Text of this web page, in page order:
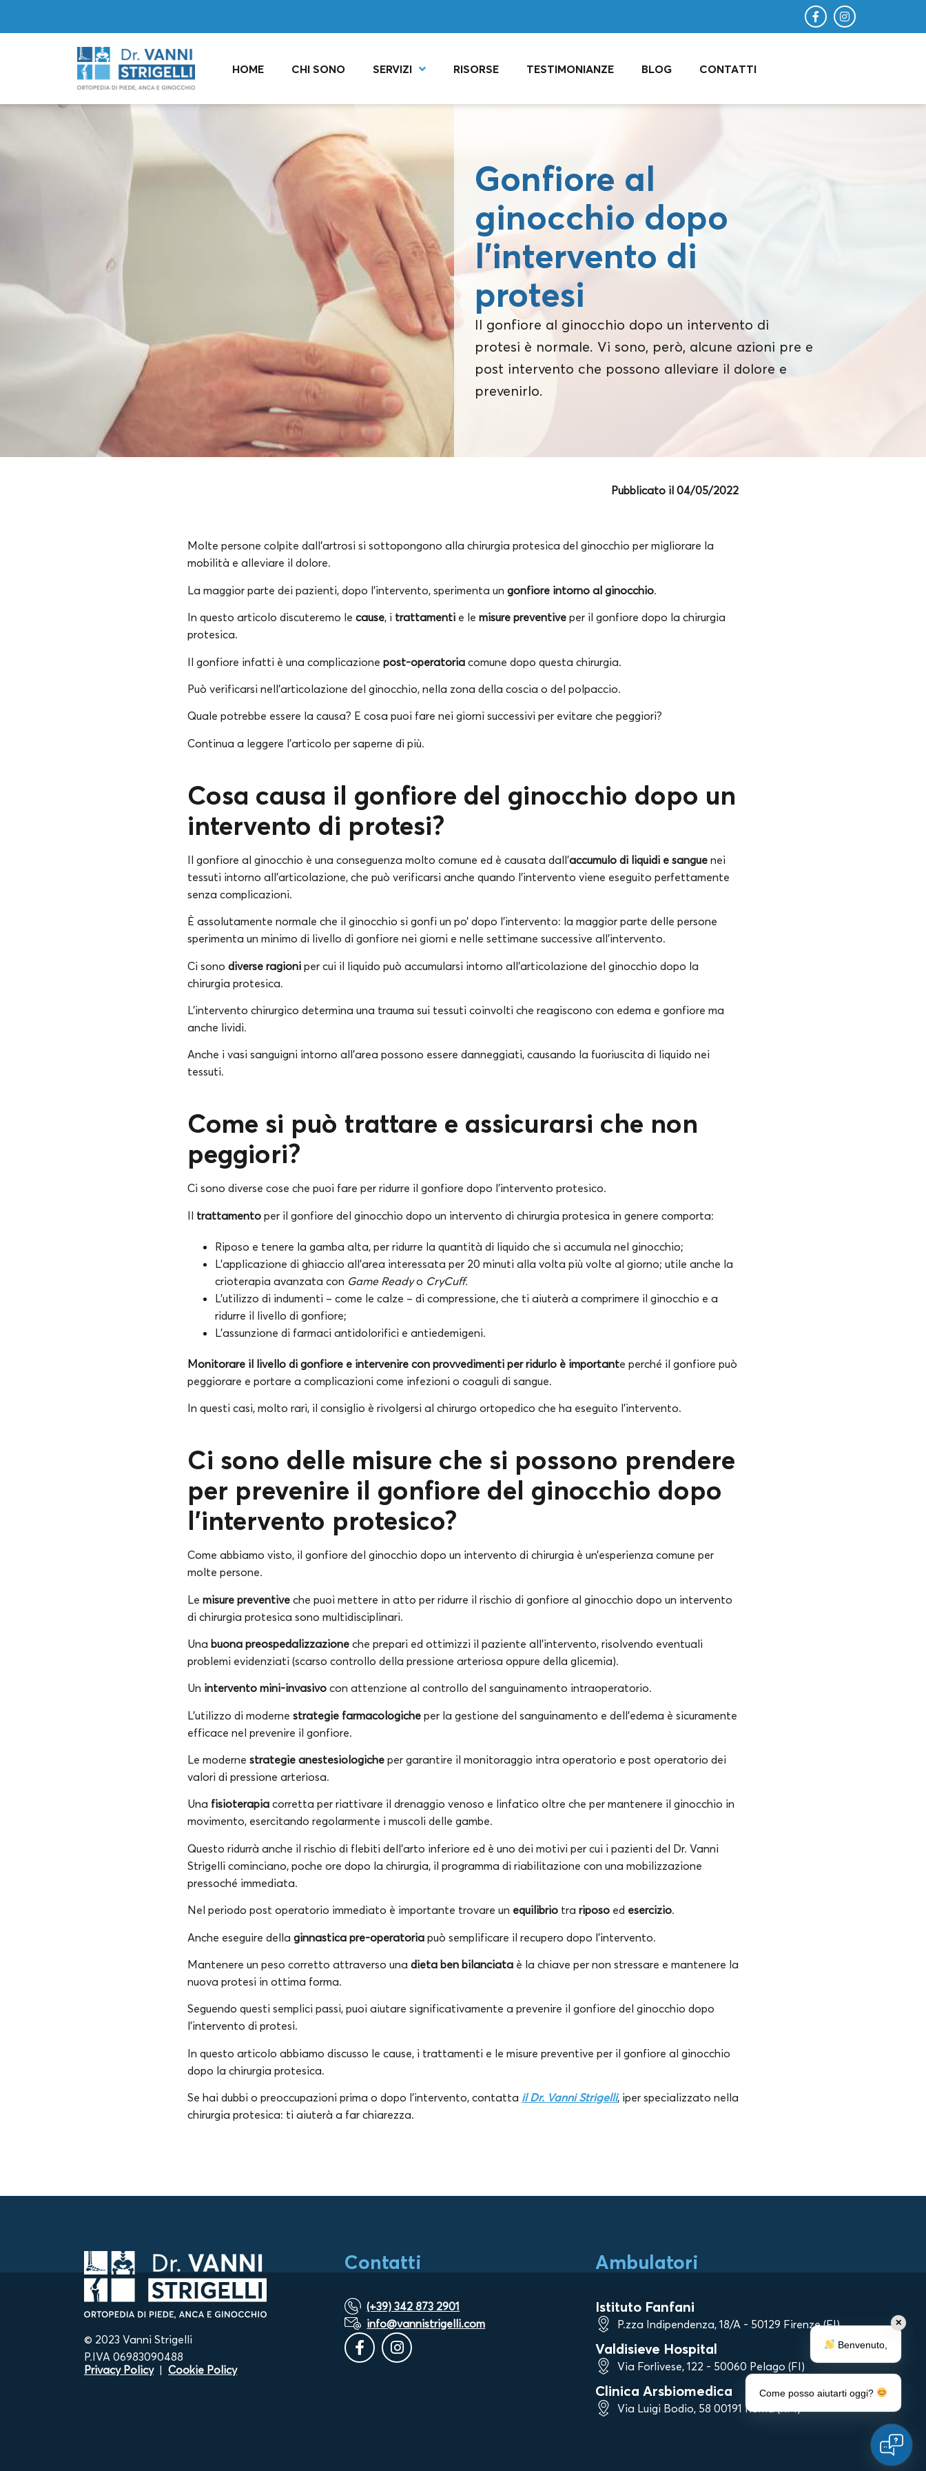
HOME CHI SONO SERVIZI RISORSE TESTIMONIANZE BLOG CONTATTI
Gonfiore al
ginocchio dopo
l’intervento di
protesi
Il gonfiore al ginocchio dopo un intervento di
protesi è normale. Vi sono, però, alcune azioni pre e
post intervento che possono alleviare il dolore e
prevenirlo.
Pubblicato il 04/05/2022
Molte persone colpite dall’artrosi si sottopongono alla chirurgia protesica del ginocchio per migliorare la
mobilità e alleviare il dolore.
La maggior parte dei pazienti, dopo l’intervento, sperimenta un gonfiore intorno al ginocchio.
In questo articolo discuteremo le cause, i trattamenti e le misure preventive per il gonfiore dopo la chirurgia
protesica.
Il gonfiore infatti è una complicazione post-operatoria comune dopo questa chirurgia.
Può verificarsi nell’articolazione del ginocchio, nella zona della coscia o del polpaccio.
Quale potrebbe essere la causa? E cosa puoi fare nei giorni successivi per evitare che peggiori?
Continua a leggere l’articolo per saperne di più.
Cosa causa il gonfiore del ginocchio dopo un
intervento di protesi?
Il gonfiore al ginocchio è una conseguenza molto comune ed è causata dall’accumulo di liquidi e sangue nei
tessuti intorno all’articolazione, che può verificarsi anche quando l’intervento viene eseguito perfettamente
senza complicazioni.
È assolutamente normale che il ginocchio si gonfi un po’ dopo l’intervento: la maggior parte delle persone
sperimenta un minimo di livello di gonfiore nei giorni e nelle settimane successive all’intervento.
Ci sono diverse ragioni per cui il liquido può accumularsi intorno all’articolazione del ginocchio dopo la
chirurgia protesica.
L’intervento chirurgico determina una trauma sui tessuti coinvolti che reagiscono con edema e gonfiore ma
anche lividi.
Anche i vasi sanguigni intorno all’area possono essere danneggiati, causando la fuoriuscita di liquido nei
tessuti.
Come si può trattare e assicurarsi che non
peggiori?
Ci sono diverse cose che puoi fare per ridurre il gonfiore dopo l’intervento protesico.
Il trattamento per il gonfiore del ginocchio dopo un intervento di chirurgia protesica in genere comporta:
Riposo e tenere la gamba alta, per ridurre la quantità di liquido che si accumula nel ginocchio;
L’applicazione di ghiaccio all’area interessata per 20 minuti alla volta più volte al giorno; utile anche la
crioterapia avanzata con Game Readyo CryCuff.
L’utilizzo di indumenti – come le calze – di compressione, che ti aiuterà a comprimere il ginocchio e a
ridurre il livello di gonfiore;
L’assunzione di farmaci antidolorifici e antiedemigeni.
Monitorare il livello di gonfiore e intervenire con provvedimenti per ridurlo è importante perché il gonfiore può
peggiorare e portare a complicazioni come infezioni o coaguli di sangue.
In questi casi, molto rari, il consiglio è rivolgersi al chirurgo ortopedico che ha eseguito l’intervento.
Ci sono delle misure che si possono prendere
per prevenire il gonfiore del ginocchio dopo
l’intervento protesico?
Come abbiamo visto, il gonfiore del ginocchio dopo un intervento di chirurgia è un’esperienza comune per
molte persone.
Le misure preventive che puoi mettere in atto per ridurre il rischio di gonfiore al ginocchio dopo un intervento
di chirurgia protesica sono multidisciplinari.
Una buona preospedalizzazione che prepari ed ottimizzi il paziente all’intervento, risolvendo eventuali
problemi evidenziati (scarso controllo della pressione arteriosa oppure della glicemia).
Un intervento mini-invasivo con attenzione al controllo del sanguinamento intraoperatorio.
L’utilizzo di moderne strategie farmacologiche per la gestione del sanguinamento e dell’edema è sicuramente
efficace nel prevenire il gonfiore.
Le moderne strategie anestesiologiche per garantire il monitoraggio intra operatorio e post operatorio dei
valori di pressione arteriosa.
Una fisioterapia corretta per riattivare il drenaggio venoso e linfatico oltre che per mantenere il ginocchio in
movimento, esercitando regolarmente i muscoli delle gambe.
Questo ridurrà anche il rischio di flebiti dell’arto inferiore ed è uno dei motivi per cui i pazienti del Dr. Vanni
Strigelli cominciano, poche ore dopo la chirurgia, il programma di riabilitazione con una mobilizzazione
pressoché immediata.
Nel periodo post operatorio immediato è importante trovare un equilibrio tra riposo ed esercizio.
Anche eseguire della ginnastica pre-operatoria può semplificare il recupero dopo l’intervento.
Mantenere un peso corretto attraverso una dieta ben bilanciata è la chiave per non stressare e mantenere la
nuova protesi in ottima forma.
Seguendo questi semplici passi, puoi aiutare significativamente a prevenire il gonfiore del ginocchio dopo
l’intervento di protesi.
In questo articolo abbiamo discusso le cause, i trattamenti e le misure preventive per il gonfiore al ginocchio
dopo la chirurgia protesica.
Se hai dubbi o preoccupazioni prima o dopo l’intervento, contatta il Dr. Vanni Strigelli, iper specializzato nella
chirurgia protesica: ti aiuterà a far chiarezza.
© 2023 Vanni Strigelli
P.IVA 06983090488
Privacy Policy| Cookie Policy
Contatti
(+39) 342 873 2901
info@vannistrigelli.com
Ambulatori
Istituto Fanfani
P.zza Indipendenza, 18/A - 50129 Firenze (FI)
Valdisieve Hospital
Via Forlivese, 122 - 50060 Pelago (FI)
Clinica Arsbiomedica
Via Luigi Bodio, 58 00191 Roma (RM)
✕
Benvenuto,
Come posso aiutarti oggi?